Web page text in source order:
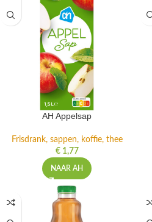
AH Appelsap
Frisdrank, sappen, koffie, thee
€1,77
NAAR AH